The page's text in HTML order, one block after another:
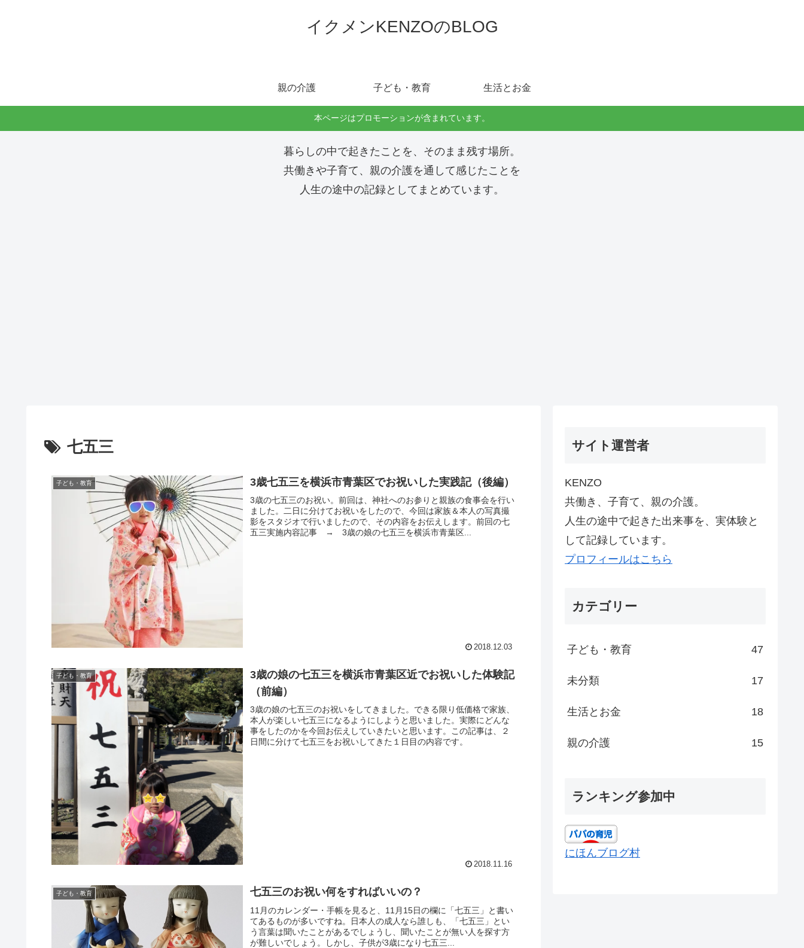
イクメンKENZOのBLOG
親の介護 子ども・教育 生活とお金
本ページはプロモーションが含まれています。
暮らしの中で起きたことを、そのまま残す場所。
共働きや子育て、親の介護を通して感じたことを
人生の途中の記録としてまとめています。
七五三
子ども・教育 3歳七五三を横浜市青葉区でお祝いした実践記（後編）
3歳の七五三のお祝い。前回は、神社へのお参りと親族の食事会を行い
ました。二日に分けてお祝いをしたので、今回は家族＆本人の写真撮
影をスタジオで行いましたので、その内容をお伝えします。前回の七
五三実施内容記事 → 3歳の娘の七五三を横浜市青葉区...
2018.12.03
子ども・教育
3歳の娘の七五三を横浜市青葉区近でお祝いした体験記
（前編）
3歳の娘の七五三のお祝いをしてきました。できる限り低価格で家族、
本人が楽しい七五三になるようにしようと思いました。実際にどんな
事をしたのかを今回お伝えしていきたいと思います。この記事は、２
日間に分けて七五三をお祝いしてきた１日目の内容です。
2018.11.16
子ども・教育 七五三のお祝い何をすればいいの？
11月のカレンダー・手帳を見ると、11月15日の欄に「七五三」と書い
てあるものが多いですね。日本人の成人なら誰しも、「七五三」とい
う言葉は聞いたことがあるでしょうし、聞いたことが無い人を探す方
が難しいでしょう。しかし、子供が3歳になり七五三...
サイト運営者
KENZO
共働き、子育て、親の介護。
人生の途中で起きた出来事を、実体験と
して記録しています。
プロフィールはこちら
カテゴリー
子ども・教育 47
未分類 17
生活とお金 18
親の介護 15
ランキング参加中
にほんブログ村